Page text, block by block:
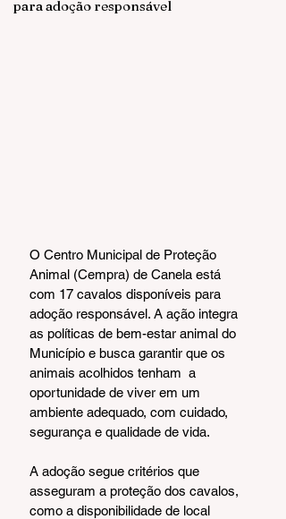
para adoção responsável
O Centro Municipal de Proteção
Animal (Cempra) de Canela está
com 17 cavalos disponíveis para
adoção responsável. A ação integra
as políticas de bem-estar animal do
Município e busca garantir que os
animais acolhidos tenham  a
oportunidade de viver em um
ambiente adequado, com cuidado,
segurança e qualidade de vida.
A adoção segue critérios que
asseguram a proteção dos cavalos,
como a disponibilidade de local